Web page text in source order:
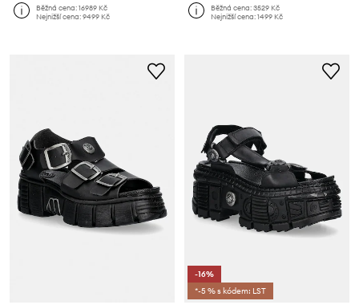
Běžná cena:16989 Kč
Nejnižší cena:9499 Kč
Běžná cena:3529 Kč
Nejnižší cena:1499 Kč
-16%
*-5 % s kódem: LST